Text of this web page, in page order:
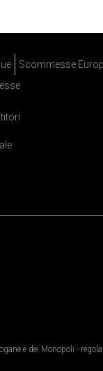
Scommesse
e dei Monopoli -